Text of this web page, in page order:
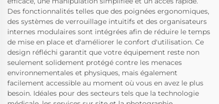
Des fonctionnalités telles que des poignées ergonomiques,
des systèmes de verrouillage intuitifs et des organisateurs
internes modulaires sont intégrées afin de réduire le temps
de mise en place et d'améliorer le confort d'utilisation. Ce
design réfléchi garantit que votre équipement reste non
seulement solidement protégé contre les menaces
environnementales et physiques, mais également
facilement accessible au moment où vous en avez le plus
besoin. Idéales pour des secteurs tels que la technologie